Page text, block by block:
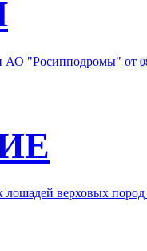
АО "Росипподромы" от
верховых